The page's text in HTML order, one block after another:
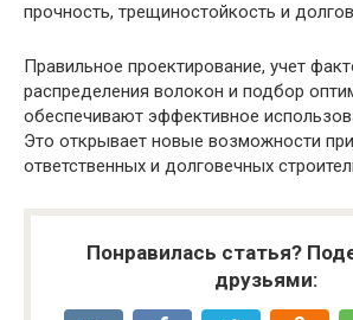
прочность, трещиностойкость и
Правильное проектирование, учет
распределения волокон и подбор
обеспечивают эффективное
Это открывает новые возможности
ответственных и долговечных
Понравилась статья?
друзьями: